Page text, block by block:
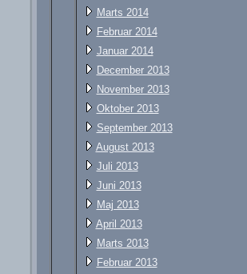
Marts 2014
Februar 2014
Januar 2014
December 2013
November 2013
Oktober 2013
September 2013
August 2013
Juli 2013
Juni 2013
Maj 2013
April 2013
Marts 2013
Februar 2013